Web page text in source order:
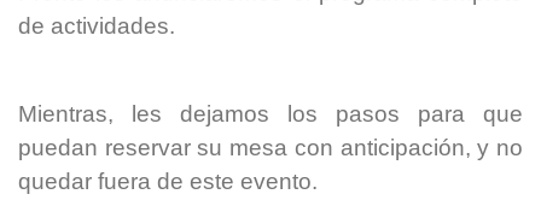
de actividades.
Mientras, les dejamos los pasos para que
puedan reservar su mesa con anticipación, y no
quedar fuera de este evento.